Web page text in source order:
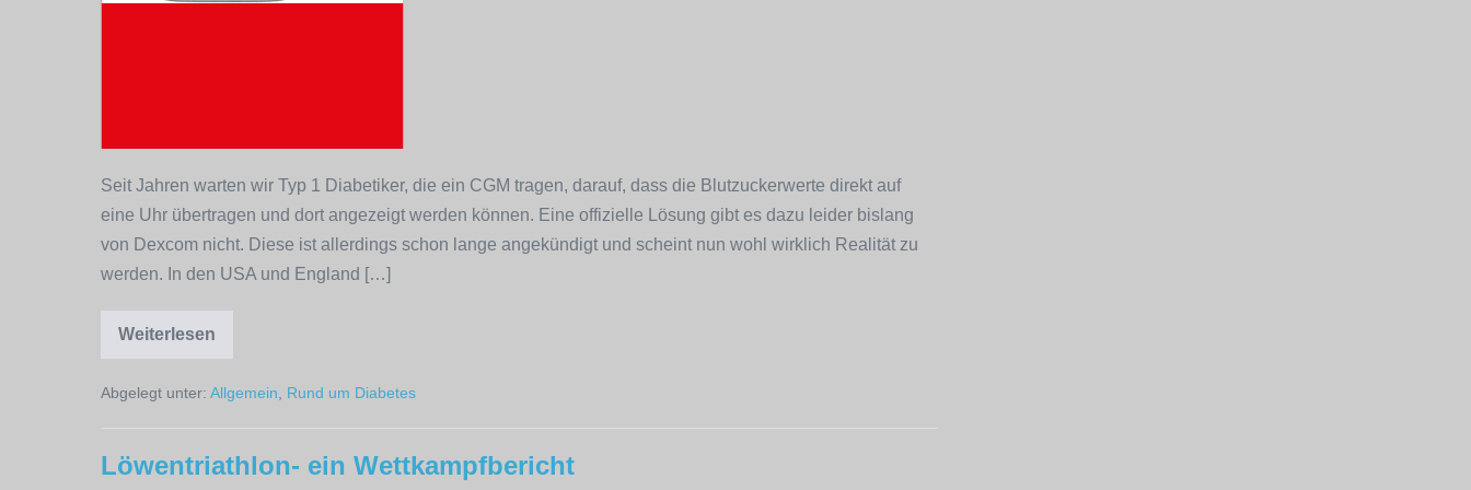
Seit Jahren warten wir Typ 1 Diabetiker, die ein CGM tragen, darauf, dass die Blutzuckerwerte direkt auf
eine Uhr übertragen und dort angezeigt werden können. Eine offizielle Lösung gibt es dazu leider bislang
von Dexcom nicht. Diese ist allerdings schon lange angekündigt und scheint nun wohl wirklich Realität zu
werden. In den USA und England […]
Weiterlesen
Dexcom
direkt
einer
verbinden
Abgelegt unter: Allgemein Rund um Diabetes
Löwentriathlon- ein Wettkampfbericht